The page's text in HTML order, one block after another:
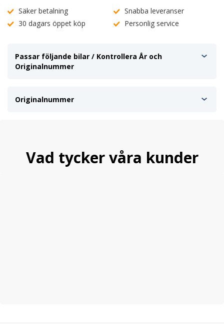
Säker betalning
Snabba leveranser
30 dagars öppet köp
Personlig service
Passar följande bilar / Kontrollera År och
Originalnummer
Originalnummer
Vad tycker våra kunder